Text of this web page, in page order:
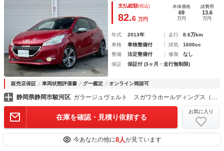
支払総額(税込)
82.6 万円
本体価格
69
万円
諸費用
13.6
万円
年式 2013年 走行
8.6万km
車検
車検整備付 排気
1600cc
整備
法定整備付 修復
なし
保証
保証付 (3ヶ月・走行無制限)
販売店保証 車両状態評価書 グー鑑定 オンライン商談可
静岡県静岡市駿河区 ガラージュヴェルト スガワラホールディングス（株）
在庫を確認・見積り依頼する
お気に入り
今あなたの他に8人が見ています